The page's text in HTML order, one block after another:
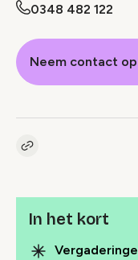
0348 482 122
Neem contact op
Kopieer link naar
In het kort